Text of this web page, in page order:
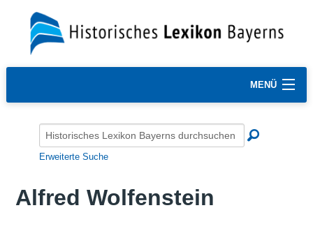
MENÜ
Erweiterte Suche
Alfred Wolfenstein